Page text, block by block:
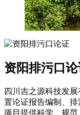
资阳排污口
四川吉之源科技发
置论证报告编制、
项目提供科学、规范